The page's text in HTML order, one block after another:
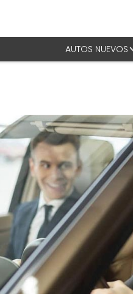
AUTOS NUEVOS